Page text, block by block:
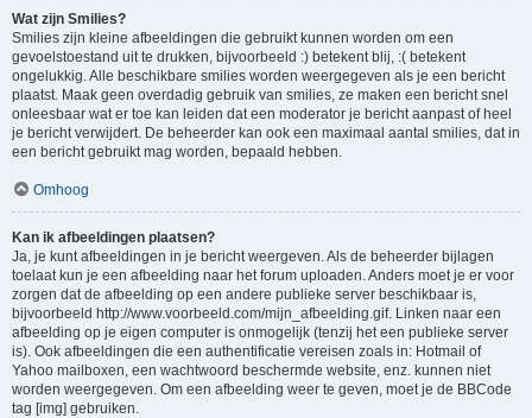
Wat zijn Smilies?
Smilies zijn kleine afbeeldingen die gebruikt kunnen worden om een
gevoelstoestand uit te drukken, bijvoorbeeld :) betekent blij, :( betekent
ongelukkig. Alle beschikbare smilies worden weergegeven als je een bericht
plaatst. Maak geen overdadig gebruik van smilies, ze maken een bericht snel
onleesbaar wat er toe kan leiden dat een moderator je bericht aanpast of heel
je bericht verwijdert. De beheerder kan ook een maximaal aantal smilies, dat in
een bericht gebruikt mag worden, bepaald hebben.
Omhoog
Kan ik afbeeldingen plaatsen?
Ja, je kunt afbeeldingen in je bericht weergeven. Als de beheerder bijlagen
toelaat kun je een afbeelding naar het forum uploaden. Anders moet je er voor
zorgen dat de afbeelding op een andere publieke server beschikbaar is,
bijvoorbeeld http://www.voorbeeld.com/mijn_afbeelding.gif. Linken naar een
afbeelding op je eigen computer is onmogelijk (tenzij het een publieke server
is). Ook afbeeldingen die een authentificatie vereisen zoals in: Hotmail of
Yahoo mailboxen, een wachtwoord beschermde website, enz. kunnen niet
worden weergegeven. Om een afbeelding weer te geven, moet je de BBCode
tag [img] gebruiken.